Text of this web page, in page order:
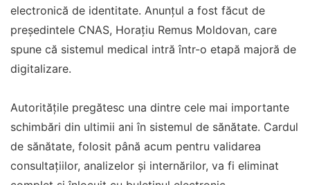
electronică de identitate. Anunțul a fost făcut de
președintele CNAS, Horațiu Remus Moldovan, care
spune că sistemul medical intră într-o etapă majoră de
digitalizare.
Autoritățile pregătesc una dintre cele mai importante
schimbări din ultimii ani în sistemul de sănătate. Cardul
de sănătate, folosit până acum pentru validarea
consultațiilor, analizelor și internărilor, va fi eliminat